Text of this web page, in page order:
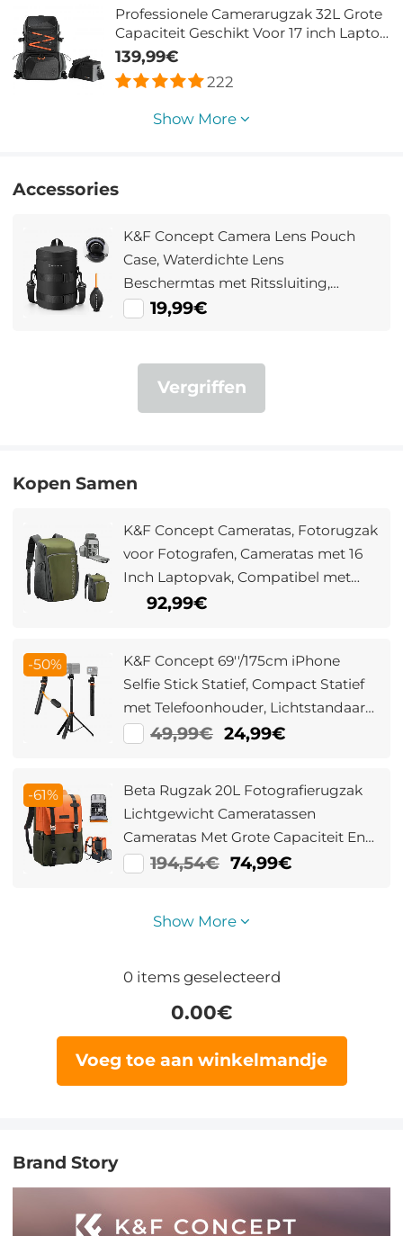
Professionele Camerarugzak 32L Grote
Capaciteit Geschikt Voor 17 inch Laptop
SLR Cameratas Met Regenhoes En
Waterdicht
139,99€
222
Show More
Accessories
K&F Concept Camera Lens Pouch
Case, Waterdichte Lens
Beschermtas met Ritssluiting,
Camera Lens Draagtas Geschikt voor
19,99€
Vergriffen
Kopen Samen
K&F Concept Cameratas, Fotorugzak
voor Fotografen, Cameratas met 16
Inch Laptopvak, Compatibel met
Canon/Nikon/Sony/DJI Mavic Drone
92,99€
-50%
K&F Concept 69''/175cm iPhone
Selfie Stick Statief, Compact Statief
met Telefoonhouder, Lichtstandaard
met Afneembare Afstandsbediening,
49,99€ 24,99€
-61%
Beta Rugzak 20L Fotografierugzak
Lichtgewicht Cameratassen
Cameratas Met Grote Capaciteit En
Regenhoes Voor 15.6 inch Laptop
194,54€ 74,99€
Show More
0items geselecteerd
0.00€
Voeg toe aan winkelmandje
Brand Story